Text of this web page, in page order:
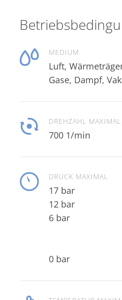
MEDIUM
Luft,
Gase, Dampf,
DREHZAHL MAXIMAL
700 1/min
DRUCK MAXIMAL
17 bar
12 bar
6 bar
0 bar